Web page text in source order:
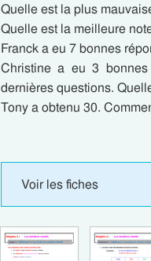
Quelle est la plus
Quelle est la meilleure
Franck a eu 7 bonnes
Christine a eu 3
dernières questions.
Tony a obtenu 30.
Voir les fiches